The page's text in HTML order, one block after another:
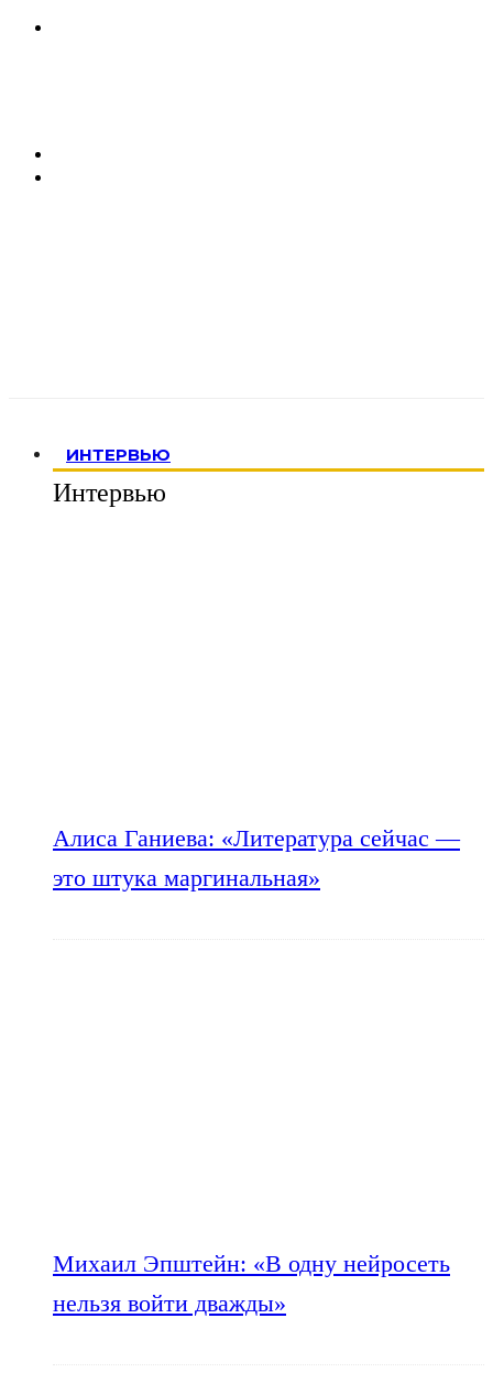
ИНТЕРВЬЮ
Интервью
Алиса Ганиева: «Литература сейчас —
это штука маргинальная»
Михаил Эпштейн: «В одну нейросеть
нельзя войти дважды»